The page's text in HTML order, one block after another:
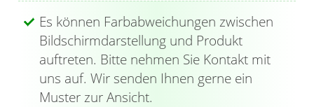
Es können Farbabweichungen zwischen
Bildschirmdarstellung und Produkt
auftreten. Bitte nehmen Sie Kontakt mit
uns auf. Wir senden Ihnen gerne ein
Muster zur Ansicht.